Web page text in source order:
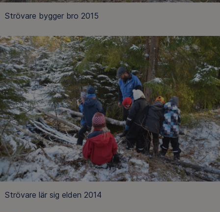
Strövare bygger bro 2015
Strövare lär sig elden 2014